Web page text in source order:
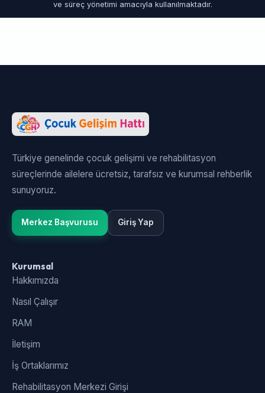
ve süreç yönetimi amacıyla kullanılmaktadır.
Türkiye genelinde çocuk gelişimi ve rehabilitasyon
süreçlerinde ailelere ücretsiz, tarafsız ve kurumsal rehberlik
sunuyoruz.
Merkez Başvurusu Giriş Yap
Kurumsal
Hakkımızda
Nasıl Çalışır
RAM
İletişim
İş Ortaklarımız
Rehabilitasyon Merkezi Girişi